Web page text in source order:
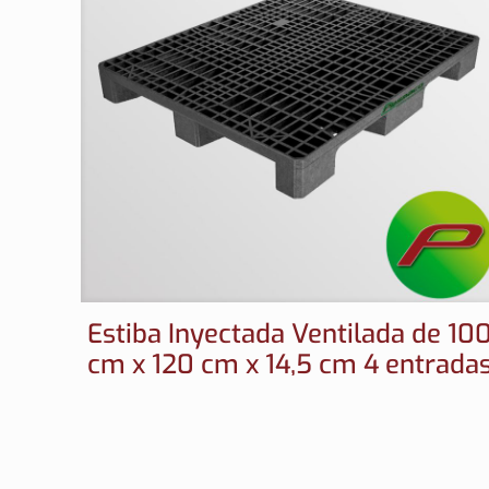
Estiba Inyectada Ventilada de
cm x 120 cm x 14,5 cm 4